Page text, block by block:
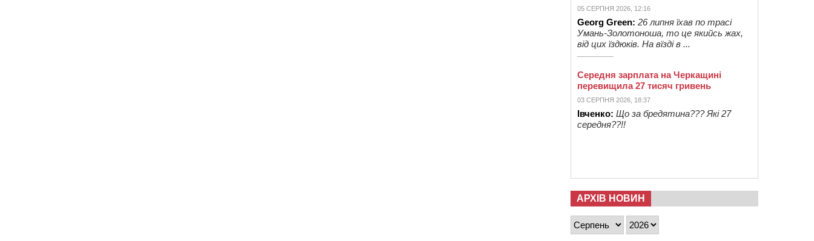
05 СЕРПНЯ 2026, 12:16
Georg Green: 26 липня їхав по трасі
Умань-Золотоноша, то це якийсь жах,
від цих їздюків. На вїзді в ...
Середня зарплата на Черкащині
перевищила 27 тисяч гривень
03 СЕРПНЯ 2026, 18:37
Івченко: Що за бредятина??? Які 27
середня??!!
АРХІВ НОВИН